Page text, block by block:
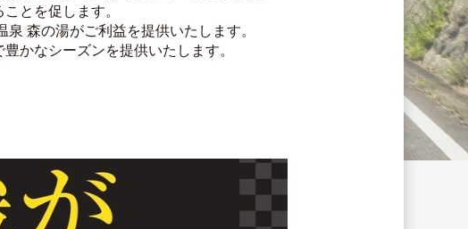
とを促します。
森の湯がご利益を提供いたします。
かなシーズンを提供いたします。